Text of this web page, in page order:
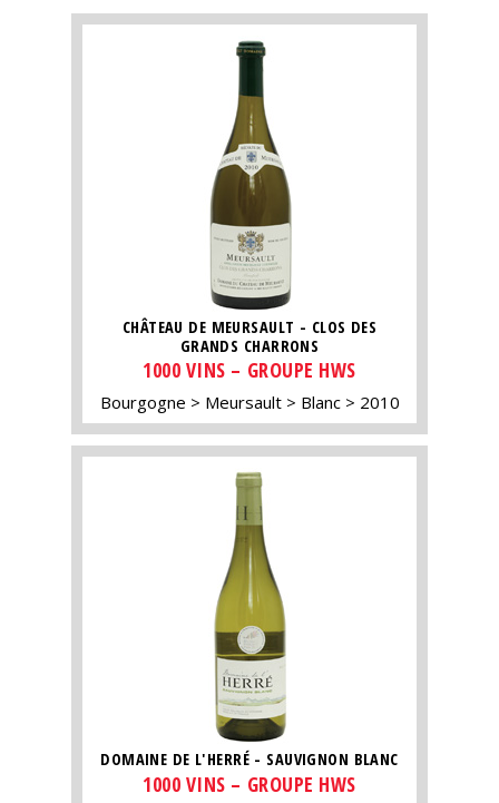
CHÂTEAU DE MEURSAULT - CLOS DES
GRANDS CHARRONS
1000 VINS – GROUPE HWS
Bourgogne Meursault Blanc 2010
DOMAINE DE L'HERRÉ - SAUVIGNON BLANC
1000 VINS – GROUPE HWS